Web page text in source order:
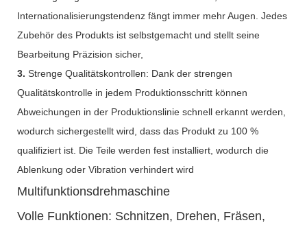
Internationalisierungstendenz fängt immer mehr Augen. Jedes
Zubehör des Produkts ist selbstgemacht und stellt seine
Bearbeitung Präzision sicher,
3. Strenge Qualitätskontrollen: Dank der strengen
Qualitätskontrolle in jedem Produktionsschritt können
Abweichungen in der Produktionslinie schnell erkannt werden,
wodurch sichergestellt wird, dass das Produkt zu 100 %
qualifiziert ist. Die Teile werden fest installiert, wodurch die
Ablenkung oder Vibration verhindert wird
Multifunktionsdrehmaschine
Volle Funktionen: Schnitzen, Drehen, Fräsen,